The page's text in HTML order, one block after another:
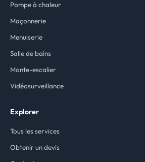
Pompe à chaleur
Maçonnerie
Menuiserie
Salle de bains
Monte-escalier
Vidéosurveillance
Explorer
Tous les services
Obtenir un devis